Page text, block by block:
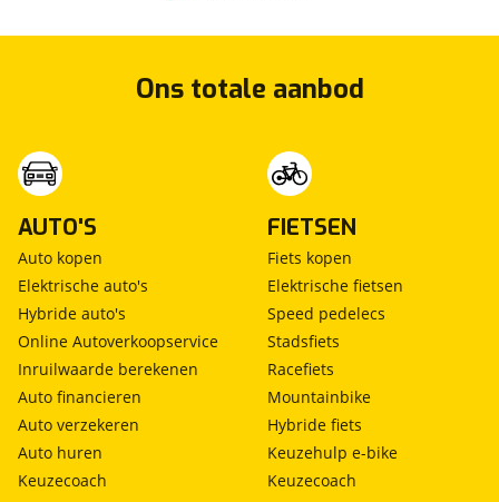
Ons totale aanbod
AUTO'S
Auto kopen
Elektrische auto's
Hybride auto's
Online Autoverkoopservice
Inruilwaarde berekenen
Auto financieren
Auto verzekeren
Auto huren
Keuzecoach
FIETSEN
Fiets kopen
Elektrische fietsen
Speed pedelecs
Stadsfiets
Racefiets
Mountainbike
Hybride fiets
Keuzehulp e-bike
Keuzecoach